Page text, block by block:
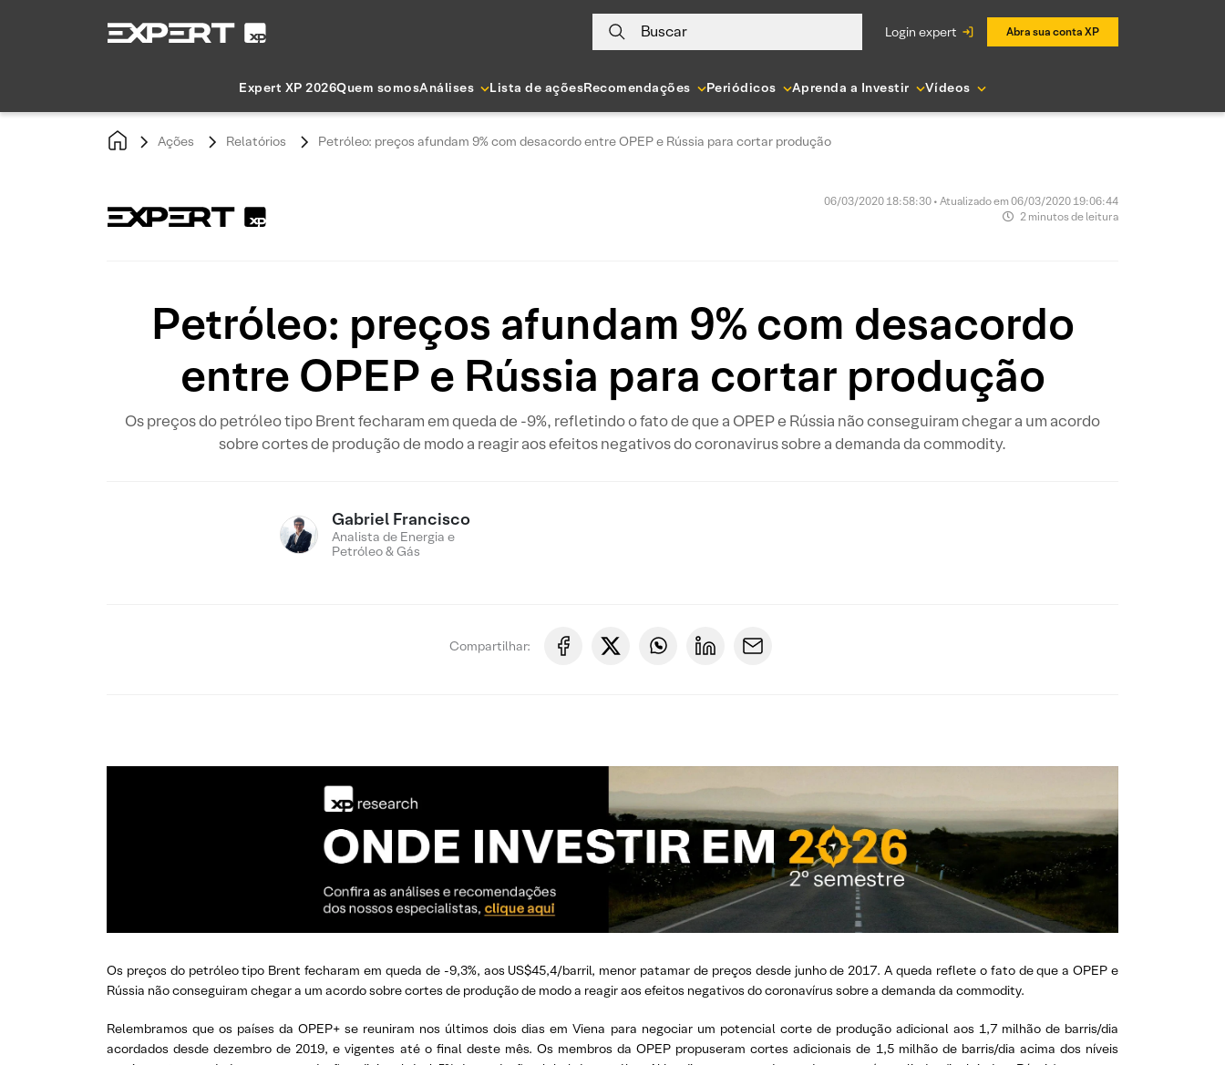
Buscar login expert Abra sua conta XP
Expert XP 2026Quem somosAnálises Lista de açõesRecomendações Periódicos Aprenda a Investir Vídeos
Ações Relatórios Petróleo: preços afundam 9% com desacordo entre OPEP e Rússia para cortar produção
06/03/2020 18:58:30 • Atualizado em 06/03/2020 19:06:44
2 minutos de leitura
Petróleo: preços afundam 9% com desacordo
entre OPEP e Rússia para cortar produção
Os preços do petróleo tipo Brent fecharam em queda de -9%, refletindo o fato de que a OPEP e Rússia não conseguiram chegar a um acordo
sobre cortes de produção de modo a reagir aos efeitos negativos do coronavirus sobre a demanda da commodity.
Gabriel Francisco
Analista de Energia e
Petróleo & Gás
Compartilhar:
Os preços do petróleo tipo Brent fecharam em queda de -9,3%, aos US$45,4/barril, menor patamar de preços desde junho de 2017. A queda reflete o fato de que a OPEP e
Rússia não conseguiram chegar a um acordo sobre cortes de produção de modo a reagir aos efeitos negativos do coronavírus sobre a demanda da commodity.
Relembramos que os países da OPEP+ se reuniram nos últimos dois dias em Viena para negociar um potencial corte de produção adicional aos 1,7 milhão de barris/dia
acordados desde dezembro de 2019, e vigentes até o final deste mês. Os membros da OPEP propuseram cortes adicionais de 1,5 milhão de barris/dia acima dos níveis